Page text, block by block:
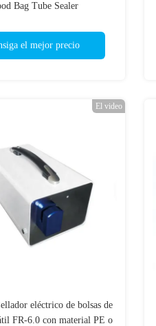
Bag Tube Sealer
el mejor precio
El video
eléctrico de bolsas de
FR-6.0 con material PE o